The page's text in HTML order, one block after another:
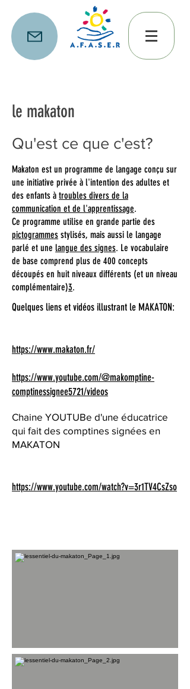
le makaton
Qu'est ce que c'est?
Makaton est un programme de langage conçu sur
une initiative privée à l'intention des adultes et
des enfants à troubles divers de la
communication et de l'apprentissage.
Ce programme utilise en grande partie des
pictogrammes stylisés, mais aussi le langage
parlé et une langue des signes. Le vocabulaire
de base comprend plus de 400 concepts
découpés en huit niveaux différents (et un niveau
complémentaire)3.
Quelques liens et vidéos illustrant le MAKATON:
https://www.makaton.fr/
https://www.youtube.com/@makomptine-
comptinessignee5721/videos
Chaine YOUTUBe d'une éducatrice
qui fait des comptines signées en
MAKATON
https://www.youtube.com/watch?v=3r1TV4CsZso